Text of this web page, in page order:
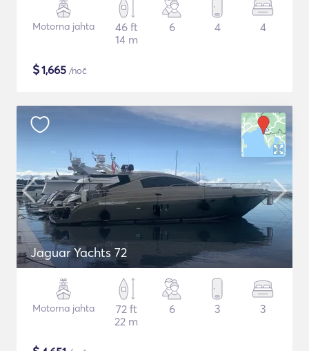
Motorna jahta
46 ft
14 m
6 4 4
$1,665 /noč
Jaguar Yachts 72
Motorna jahta
72 ft
22 m
6 3 3